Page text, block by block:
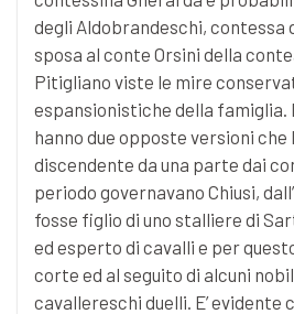
degli Aldobrandeschi, contessa
sposa al conte Orsini della
Pitigliano viste le mire
espansionistiche della famiglia.
hanno due opposte versioni che
discendente da una parte dai
periodo governavano Chiusi,
fosse figlio di uno stalliere di
ed esperto di cavalli e per
corte ed al seguito di alcuni
cavallereschi duelli. E’ evidente